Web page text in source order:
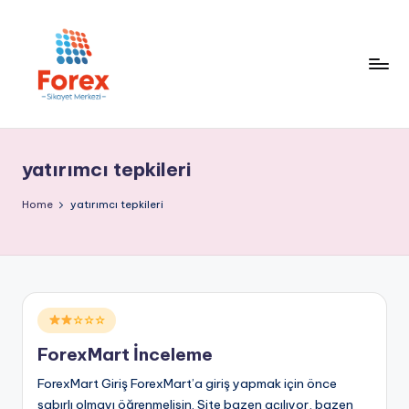
yatırımcı tepkileri
Home yatırımcı tepkileri
Posted
in
☆☆☆
ForexMart İnceleme
ForexMart Giriş ForexMart’a giriş yapmak için önce
sabırlı olmayı öğrenmelisin. Site bazen açılıyor, bazen